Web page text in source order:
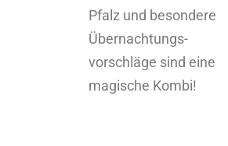
Pfalz und besondere
Übernachtungs-
vorschläge sind eine
magische Kombi!